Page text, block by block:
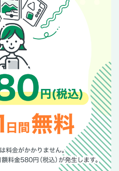
!!
人生論
博物館
13日（日）発売予定！
タミアのボート三人男』
してのカレー』
年 スペシャルプレゼント実施